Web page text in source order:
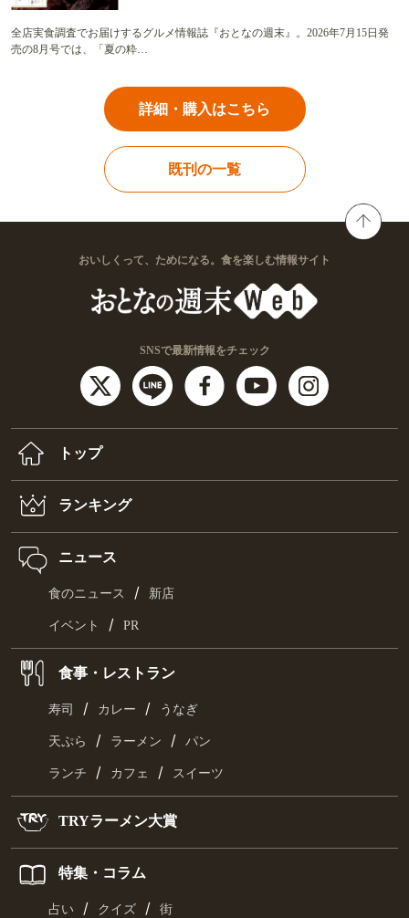
全店実食調査でお届けするグルメ情報誌『おとなの週末』。2026年7月15日発
売の8月号では、「夏の粋…
詳細・購入はこちら
既刊の一覧
おいしくって、ためになる。食を楽しむ情報サイト
SNSで最新情報をチェック
トップ
ランキング
ニュース
食のニュース / 新店
イベント / PR
食事・レストラン
寿司 / カレー / うなぎ
天ぷら / ラーメン / パン
ランチ / カフェ / スイーツ
TRYラーメン大賞
特集・コラム
占い / クイズ / 街